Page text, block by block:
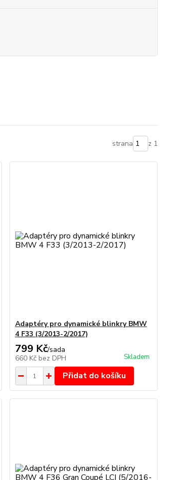
strana z 1
Adaptéry pro dynamické blinkry BMW
4 F33 (3/2013-2/2017)
799 Kč/sada
660 Kč bez DPH Skladem
Přidat do košíku